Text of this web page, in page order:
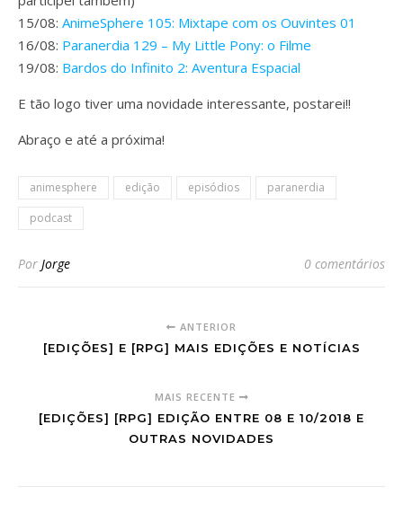
15/08: AnimeSphere 105: Mixtape com os Ouvintes 01
16/08: Paranerdia 129 – My Little Pony: o Filme
19/08: Bardos do Infinito 2: Aventura Espacial
E tão logo tiver uma novidade interessante, postarei!!
Abraço e até a próxima!
animesphere edição episódios
paranerdia
podcast
Por Jorge 0 comentários
ANTERIOR
[EDIÇÕES] E [RPG] MAIS EDIÇÕES E NOTÍCIAS
MAIS RECENTE
[EDIÇÕES] [RPG] EDIÇÃO ENTRE 08 E 10/2018 E
OUTRAS NOVIDADES